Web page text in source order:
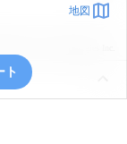
地図
ト